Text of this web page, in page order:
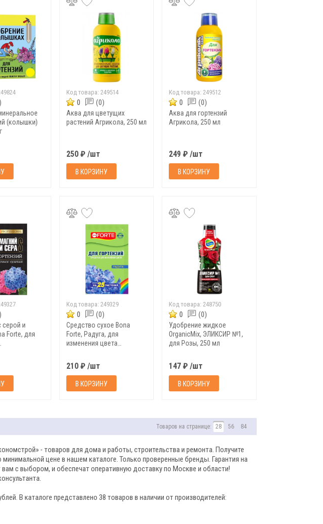
(колышки)
Код товара: 249514
0 (0)
Аква для цветущих
растений Агрикола, 250 мл
250 ₽ /шт
В КОРЗИНУ
Код товара:249512
0 (0)
Аква для гортензий
Агрикола, 250 мл
249 ₽ /шт
В КОРЗИНУ
серой и
Forte, для
Код товара: 249329
0 (0)
Средство сухое Bona
Forte, Радуга, для
изменения цвета
210 ₽ /шт
В КОРЗИНУ
Код товара:248750
0 (0)
Удобрение жидкое
OrganicMix, ЭЛИКСИР №1,
для Розы, 250 мл
147 ₽ /шт
В КОРЗИНУ
Товаров на странице: 28 56 84
- товаров для дома и работы, строительства и ремонта. Получите
цене в нашем каталоге. Только проверенные бренды. Гарантия на
с выбором, и обеспечат оперативную доставку по Москве и области!
В каталоге представлено 38 товаров в наличии от производителей: